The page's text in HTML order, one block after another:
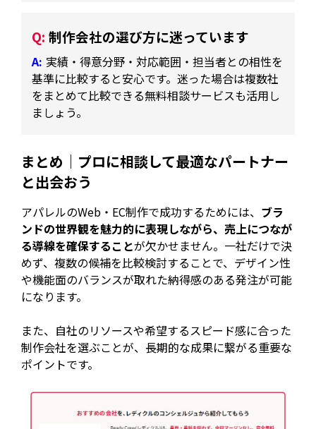
制作会社の選び方に迷っています
実績・得意分野・対応範囲・担当者との相性を
基準に比較すると安心です。迷った場合は複数社
をまとめて比較できる無料相談サービスも活用し
ましょう。
まとめ｜プロに相談して最適なパートナー
と出会おう
アパレルのWeb・EC制作で成功するためには、 ブラ
ンドの世界観を魅力的に表現しながら、売上につなが
る導線を確保することが欠かせません。一社だけで決
めず、複数の候補を比較検討することで、デザイン性
や機能面のバランスが取れた納得感のある発注が可能
になります。
また、自社のリソースや希望するスピード感に合った
制作会社を選ぶことが、長期的な成果に繋がる重要な
ポイントです。